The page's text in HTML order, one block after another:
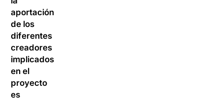
aportación
de los
diferentes
creadores
implicados
en el
proyecto
es